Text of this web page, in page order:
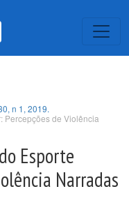
n 1, 2019.
Percepções de Violência
Esporte
Narradas